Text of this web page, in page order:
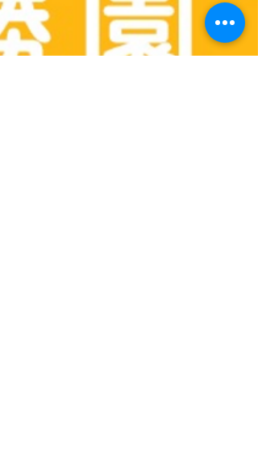
らせていただきます。 大変申し訳ございませ
ん。...